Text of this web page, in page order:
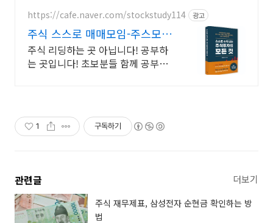
https://cafe.naver.com/stockstudy114 광고
주식 스스로 매매모임-주스모
스스로 공부법을 배웁니다 !
주식 리딩하는 곳 아닙니다! 공부하
는 곳입니다! 초보분들 함께 공부하
1 구독하기
관련글 더보기
주식 재무제표, 삼성전자 순현금 확인하는 방
법